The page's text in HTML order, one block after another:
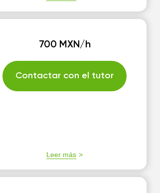
700 MXN/h
Contactar con el tutor
Leer más